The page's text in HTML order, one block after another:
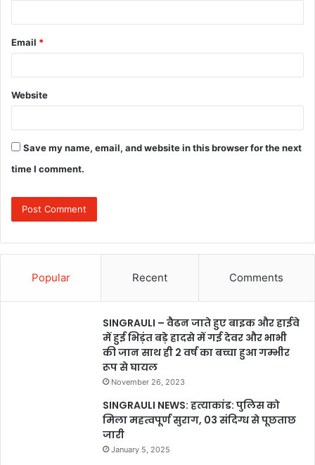
Email *
Website
Save my name, email, and website in this browser for the next
time I comment.
Popular Recent Comments
SINGRAULI – वैढन जाते हुए बाइक और हाईवे
में हुई भिड़ंत बड़े हादसे में गई देवर और भाभी
की जान साथ ही 2 वर्ष का बच्चा हुआ गम्भीर
रूप से घायल
November 26, 2023
SINGRAULI NEWS: हत्याकांड: पुलिस को
मिला महत्वपूर्ण सुराग, 03 संदिग्ध से पूछताछ
जारी
January 5, 2025